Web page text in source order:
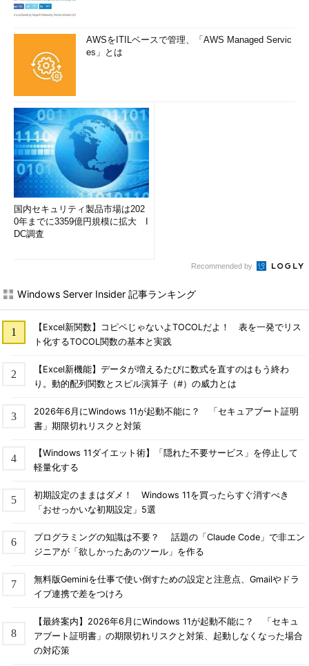
AWSをITILベースで管理、「AWS Managed Servic
es」とは
国内セキュリティ製品市場は202
0年までに3359億円規模に拡大 I
DC調査
Recommended by
Windows Server Insider 記事ランキング
【Excel新関数】コピペじゃないよTOCOLだよ！ 表を一発でリス
ト化するTOCOL関数の基本と実践
【Excel新機能】データが増えるたびに数式を直すのはもう終わ
り。動的配列関数とスピル演算子（#）の威力とは
2026年6月にWindows 11が起動不能に？ 「セキュアブート証明
書」期限切れリスクと対策
【Windows 11ダイエット術】「隠れた不要サービス」を停止して
軽量化する
初期設定のままはダメ！ Windows 11を買ったらすぐ消すべき
「おせっかいな初期設定」5選
プログラミングの知識は不要？ 話題の「Claude Code」で非エン
ジニアが「欲しかったあのツール」を作る
無料版Geminiを仕事で使い倒すための設定と注意点、Gmailやドラ
イブ連携で差をつけろ
【最終案内】2026年6月にWindows 11が起動不能に？ 「セキュ
アブート証明書」の期限切れリスクと対策、起動しなくなった場合
の対応策